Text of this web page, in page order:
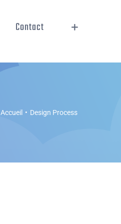
Contact
Accueil • Design Process